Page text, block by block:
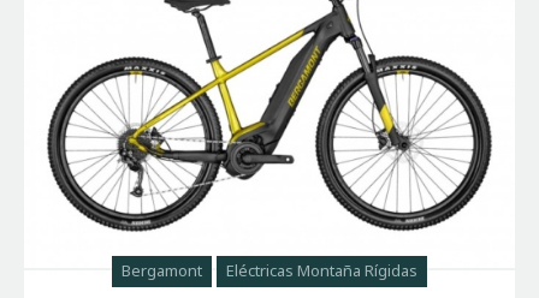
Bergamont Eléctricas Montaña Rígidas